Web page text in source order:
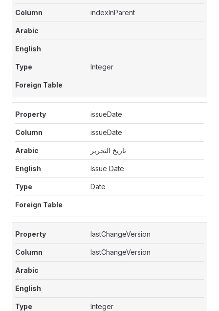
indexInParent
Integer
issueDate
issueDate
تاريخ التحرير
Issue Date
Date
lastChangeVersion
lastChangeVersion
Integer